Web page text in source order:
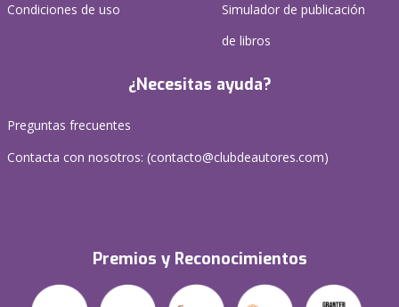
Condiciones de uso
Simulador de publicación
de libros
¿Necesitas ayuda?
Preguntas frecuentes
Contacta con nosotros: (contacto@clubdeautores.com)
Premios y Reconocimientos